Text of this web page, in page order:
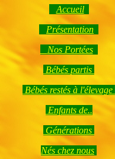
Accueil
Présentation
Nos Portées
Bébés partis
Bébés restés à l'élevage
Enfants de..
Générations
Nés chez nous